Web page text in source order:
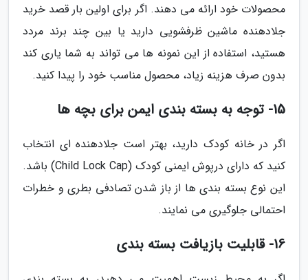
محصولات خود ارائه می دهند. اگر برای اولین بار قصد خرید
جلادهنده ماشین ظرفشویی دارید یا بین چند برند مردد
هستید، استفاده از این نمونه ها می تواند به شما یاری کند
بدون صرف هزینه زیاد، محصول مناسب خود را پیدا کنید.
15- توجه به بسته بندی ایمن برای بچه ها
اگر در خانه کودک دارید، بهتر است جلادهنده ای انتخاب
کنید که دارای درپوش ایمنی کودک (Child Lock Cap) باشد.
این نوع بسته بندی ها از باز شدن تصادفی بطری و خطرات
احتمالی جلوگیری می نمایند.
16- قابلیت بازیافت بسته بندی